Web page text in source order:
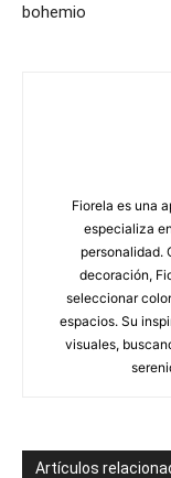
bohemio
Fiorela es una
especializa
personalidad.
decoración,
seleccionar
espacios. Su
visuales,
Artículos